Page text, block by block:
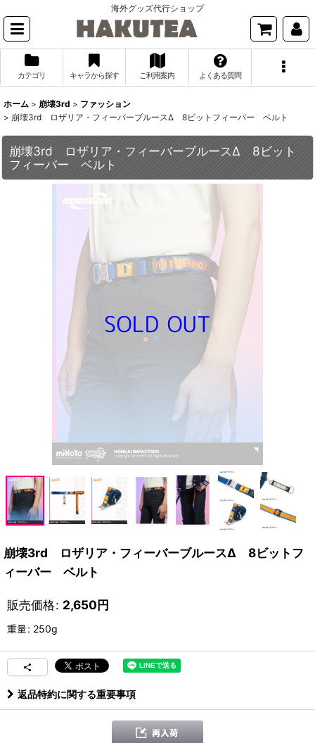
海外グッズ代行ショップ
カテゴリ キャラから探す ご利用案内 よくある質問
ホーム > 崩壊3rd > ファッション
> 崩壊3rd ロザリア・フィーバーブルースΔ 8ビットフィーバー ベルト
崩壊3rd ロザリア・フィーバーブルースΔ 8ビット
フィーバー ベルト
崩壊3rd ロザリア・フィーバーブルースΔ 8ビットフ
ィーバー ベルト
販売価格: 2,650円
重量: 250g
返品特約に関する重要事項